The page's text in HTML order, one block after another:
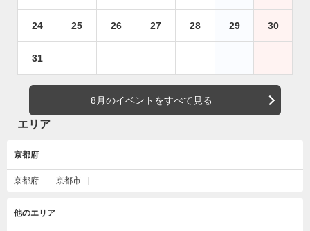
24 25 26 27 28 29 30
31
8月のイベントをすべて見る
エリア
京都府
京都府 京都市
他のエリア